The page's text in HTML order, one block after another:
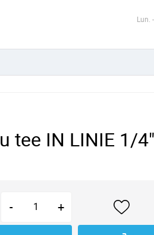
Lun.
tee IN LINIE 1/
- +